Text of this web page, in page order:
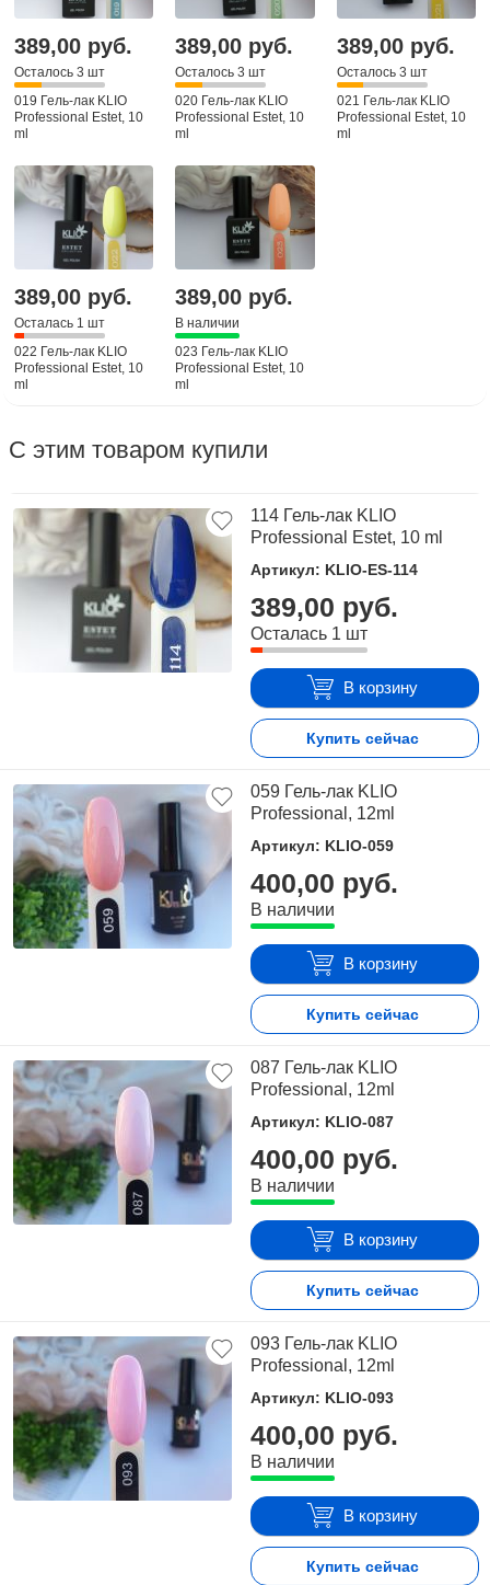
389,00 руб.
Осталось 3 шт
019 Гель-лак KLIO
Professional Estet, 10
ml
389,00 руб.
Осталось 3 шт
020 Гель-лак KLIO
Professional Estet, 10
ml
389,00 руб.
Осталось 3 шт
021 Гель-лак KLIO
Professional Estet, 10
ml
389,00 руб.
Осталась 1 шт
022 Гель-лак KLIO
Professional Estet, 10
ml
389,00 руб.
В наличии
023 Гель-лак KLIO
Professional Estet, 10
ml
С этим товаром купили
114 Гель-лак KLIO
Professional Estet, 10 ml
Артикул: KLIO-ES-114
389,00 руб.
Осталась 1 шт
В корзину
Купить сейчас
059 Гель-лак KLIO
Professional, 12ml
Артикул: KLIO-059
400,00 руб.
В наличии
В корзину
Купить сейчас
087 Гель-лак KLIO
Professional, 12ml
Артикул: KLIO-087
400,00 руб.
В наличии
В корзину
Купить сейчас
093 Гель-лак KLIO
Professional, 12ml
Артикул: KLIO-093
400,00 руб.
В наличии
В корзину
Купить сейчас